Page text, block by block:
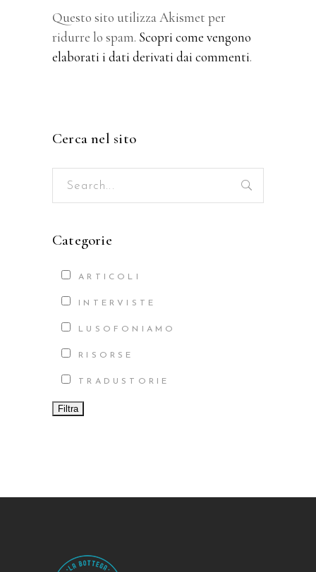
Questo sito utilizza Akismet per
ridurre lo spam. Scopri come vengono
elaborati i dati derivati dai commenti.
Cerca nel sito
Search
Categorie
ARTICOLI
INTERVISTE
LUSOFONIAMO
RISORSE
TRADUSTORIE